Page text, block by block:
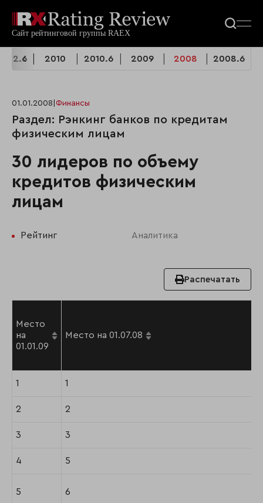
2010 2010.6 2009 2008 2008.6
01.01.2008 Финансы
Раздел: Рэнкинг банков по кредитам
физическим лицам
30 лидеров по объему
кредитов физическим
лицам
Рейтинг Аналитика
Распечатать
Место
на
01.01.09
Место на 01.07.08
1 1
2 2
3 3
4 5
5 6